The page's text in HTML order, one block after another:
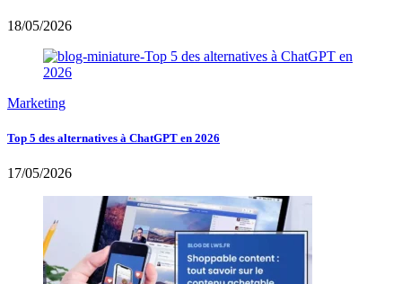
18/05/2026
Marketing
Top 5 des alternatives à ChatGPT en 2026
17/05/2026